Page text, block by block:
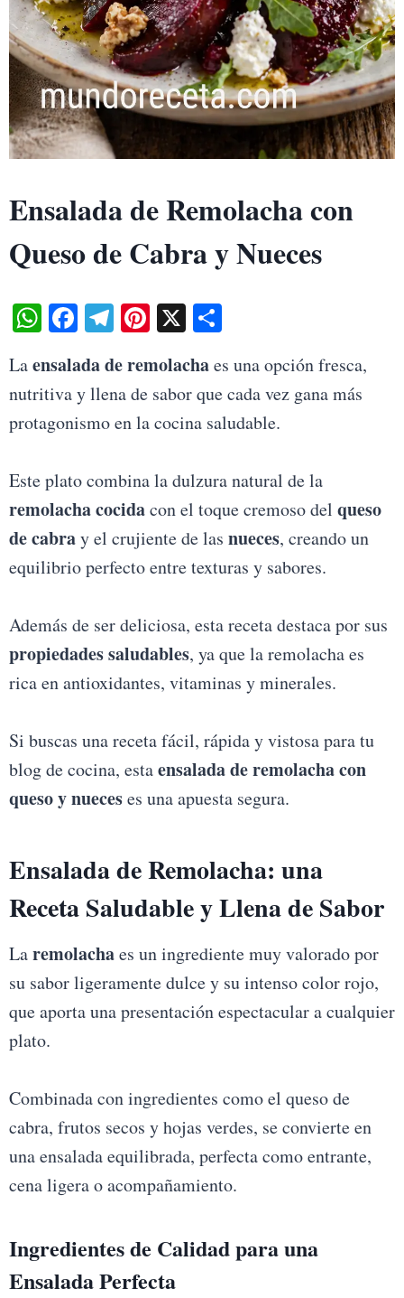
Ensalada de Remolacha con
Queso de Cabra y Nueces
W
ts
A
pp
Fa
bo
ok
Te
gr
a
m
Pi
er
es
t
X S
re
Laensalada de remolachaes una opción fresca,
nutritiva y llena de sabor que cada vez gana más
protagonismo en la cocina saludable.
Este plato combina la dulzura natural de la
remolacha cocidacon el toque cremoso del queso
de cabray el crujiente de las nueces, creando un
equilibrio perfecto entre texturas y sabores.
Además de ser deliciosa, esta receta destaca por sus
propiedades saludables, ya que la remolacha es
rica en antioxidantes, vitaminas y minerales.
Si buscas una receta fácil, rápida y vistosa para tu
blog de cocina, estaensalada de remolacha con
queso y nueceses una apuesta segura.
Ensalada de Remolacha: una
Receta Saludable y Llena de Sabor
Laremolachaes un ingrediente muy valorado por
su sabor ligeramente dulce y su intenso color rojo,
que aporta una presentación espectacular a cualquier
plato.
Combinada con ingredientes como el queso de
cabra, frutos secos y hojas verdes, se convierte en
una ensalada equilibrada, perfecta como entrante,
cena ligera o acompañamiento.
Ingredientes de Calidad para una
Ensalada Perfecta